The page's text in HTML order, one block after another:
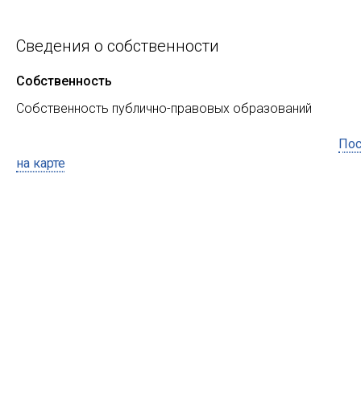
Сведения о собственности
Собственность
Собственность публично-правовых образований
на карте